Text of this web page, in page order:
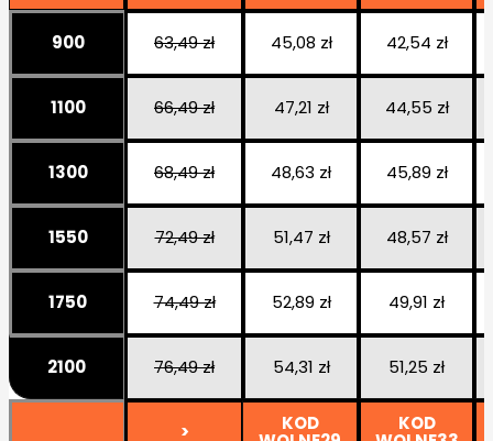
900 63,49 zł 45,08 zł 42,54 zł
1100 66,49 zł 47,21 zł 44,55 zł
1300 68,49 zł 48,63 zł 45,89 zł
1550 72,49 zł 51,47 zł 48,57 zł
1750 74,49 zł 52,89 zł 49,91 zł
2100 76,49 zł 54,31 zł 51,25 zł
> KOD KOD